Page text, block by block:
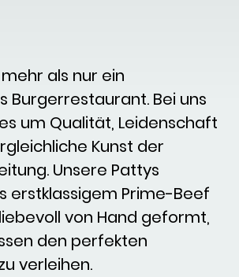
als nur ein
Burgerrestaurant. Bei uns
um Qualität, Leidenschaft
Kunst der
Unsere Pattys
erstklassigem Prime-Beef
von Hand geformt,
den perfekten
verleihen.